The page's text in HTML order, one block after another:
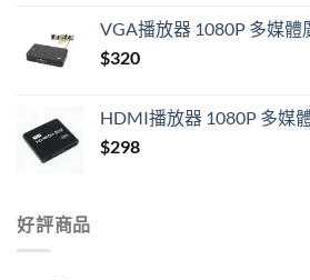
was: is:
VGA播放器 1080P 多媒體
$320
HDMI播放器 1080P 多媒
$298
好評商品